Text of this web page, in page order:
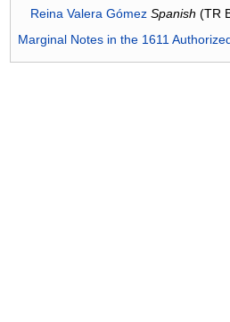
Reina Valera Gómez Spanish (TR
Marginal Notes in the 1611